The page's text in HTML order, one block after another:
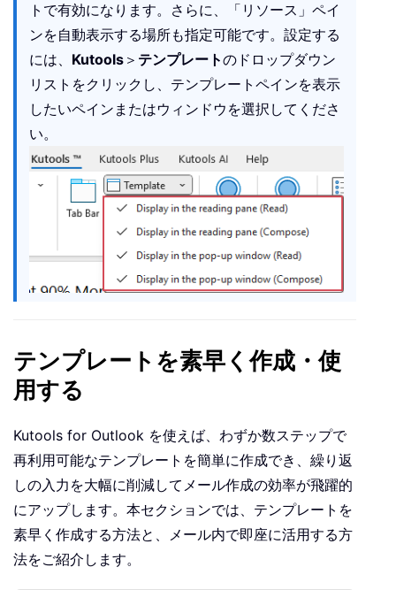
トで有効になります。さらに、「リソース」ペイ
ンを自動表示する場所も指定可能です。設定する
には、 Kutools ＞ テンプレートのドロップダウン
リストをクリックし、テンプレートペインを表示
したいペインまたはウィンドウを選択してくださ
い。
テンプレートを素早く作成・使
用する
Kutools for Outlook を使えば、わずか数ステップで
再利用可能なテンプレートを簡単に作成でき、繰り返
しの入力を大幅に削減してメール作成の効率が飛躍的
にアップします。本セクションでは、テンプレートを
素早く作成する方法と、メール内で即座に活用する方
法をご紹介します。